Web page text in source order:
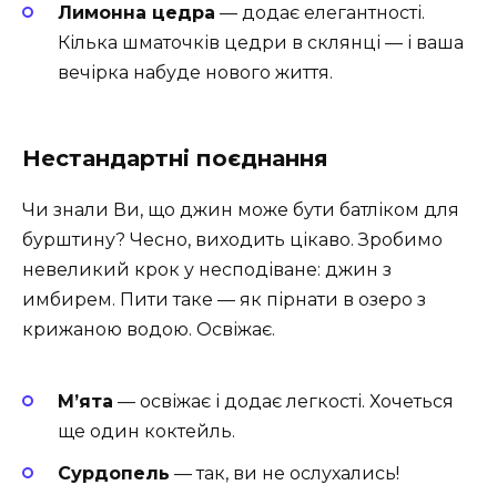
Лимонна цедра — додає елегантності.
Кілька шматочків цедри в склянці — і ваша
вечірка набуде нового життя.
Нестандартні поєднання
Чи знали Ви, що джин може бути батліком для
бурштину? Чесно, виходить цікаво. Зробимо
невеликий крок у несподіване: джин з
имбирем. Пити таке — як пірнати в озеро з
крижаною водою. Освіжає.
М’ята — освіжає і додає легкості. Хочеться
ще один коктейль.
Сурдопель — так, ви не ослухались!